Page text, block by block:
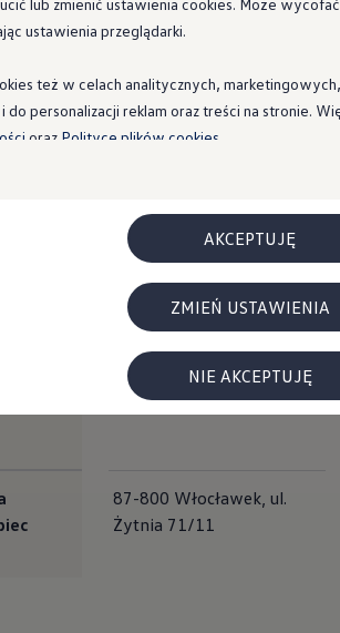
samochodów elektrycznych
płatności
koszty
utrzymania
wysokonapięciowe aut elektrycznych
head-up z rozszerzoną
hamowania i odzyskiwanie energii
Sound – poznaj wyjątkowy dźwięk
Way to Zero
surowców przez recykling
Technologies
– zużycie paliwa i emisja CO₂
6
i aktualizacje
do Twojego ID.
i ubezpieczenia
przedsiębiorstwa
Cekcyn 89-511 ul.Szkolna
Brodnica, Gorczenica 91 a
Inowrocław, ul. Budowlana
19A
Brylewo 1A, 88-231 Bytoń
87-800 Włocławek, ul.
Żytnia 71/11
lub zmienić ustawienia cookies. Może wycofać
ustawienia przeglądarki.
też w celach analitycznych, marketingowych,
do personalizacji reklam oraz treści na stronie.
oraz Polityce plików cookies.
AKCEPTUJĘ
NIE AKCEPTUJĘ
ZMIEŃ USTAWIENIA